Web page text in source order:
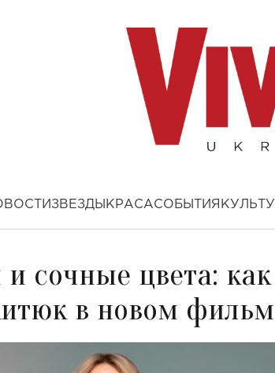
ЗВЕЗДЫ КРАСАСОБЫТИЯ
сочные цвета: как
в новом